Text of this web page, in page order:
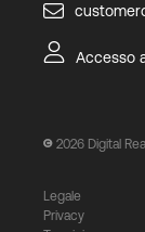
Accesso
2026 Digital
Legale
Privacy